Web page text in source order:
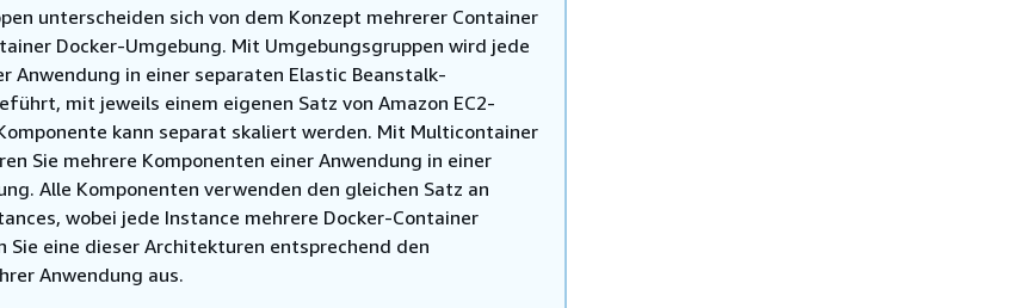
unterscheiden sich von dem Konzept mehrerer Container
Docker-Umgebung. Mit Umgebungsgruppen wird jede
Anwendung in einer separaten Elastic Beanstalk-
mit jeweils einem eigenen Satz von Amazon EC2-
kann separat skaliert werden. Mit Multicontainer
Sie mehrere Komponenten einer Anwendung in einer
Alle Komponenten verwenden den gleichen Satz an
wobei jede Instance mehrere Docker-Container
Sie eine dieser Architekturen entsprechend den
Anwendung aus.